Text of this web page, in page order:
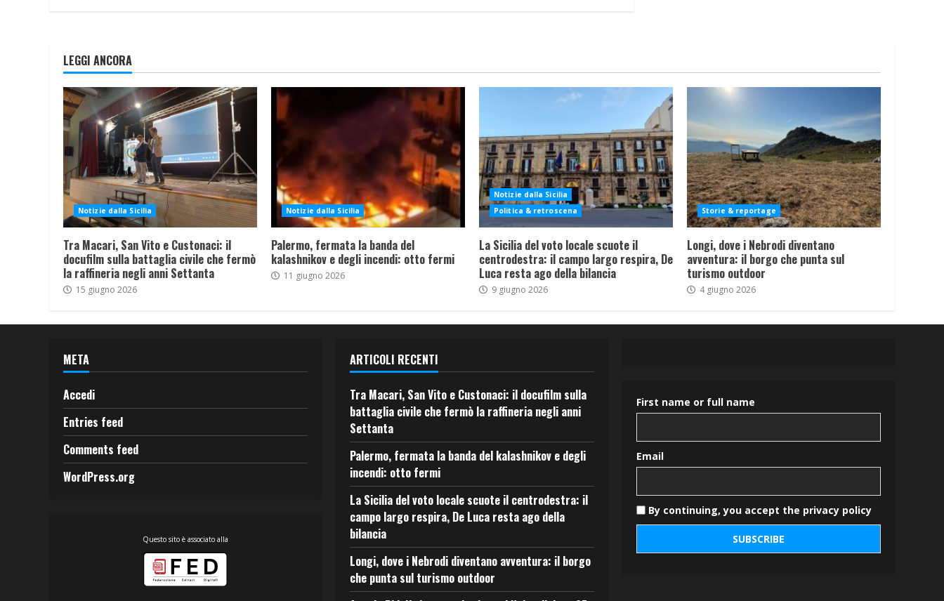
LEGGI ANCORA
Notizie dalla Sicilia
Tra Macari, San Vito e Custonaci: il
docufilm sulla battaglia civile che fermò
la raffineria negli anni Settanta
15 giugno 2026
Notizie dalla Sicilia
Palermo, fermata la banda del
kalashnikov e degli incendi: otto fermi
11 giugno 2026
Notizie dalla Sicilia
Politica & retroscena
La Sicilia del voto locale scuote il
centrodestra: il campo largo respira, De
Luca resta ago della bilancia
9 giugno 2026
Storie & reportage
Longi, dove i Nebrodi diventano
avventura: il borgo che punta sul
turismo outdoor
4 giugno 2026
META
Accedi
Entries feed
Comments feed
WordPress.org
Questo sito è associato alla
ARTICOLI RECENTI
Tra Macari, San Vito e Custonaci: il docufilm sulla
battaglia civile che fermò la raffineria negli anni
Settanta
Palermo, fermata la banda del kalashnikov e degli
incendi: otto fermi
La Sicilia del voto locale scuote il centrodestra: il
campo largo respira, De Luca resta ago della
bilancia
Longi, dove i Nebrodi diventano avventura: il borgo
che punta sul turismo outdoor
First name or full name
Email
By continuing, you accept the privacy policy